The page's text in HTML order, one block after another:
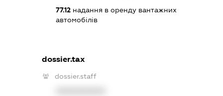
77.12надання в оренду вантажних
автомобілів
dossier.tax
dossier.staff